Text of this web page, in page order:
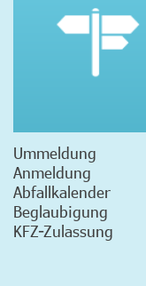
Ummeldung
Anmeldung
Abfallkalender
Beglaubigung
KFZ-Zulassung